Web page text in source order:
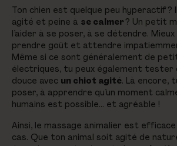
Ton chien est quelque peu hyperactif ?
agité et peine à se calmer? Un petit
l’aider à se poser, à se détendre.
prendre goût et attendre
Même si ce sont généralement de
électriques, tu peux également
douce avec un chiot agité. Là encore,
poser, à apprendre qu’un moment
humains est possible… et agréable !
Ainsi, le massage animalier est
cas. Que ton animal soit agité de